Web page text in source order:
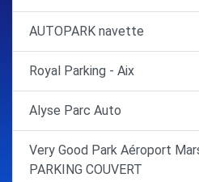
AUTOPARK navette
Royal Parking - Aix
Alyse Parc Auto
Very Good Park Aéroport
PARKING COUVERT